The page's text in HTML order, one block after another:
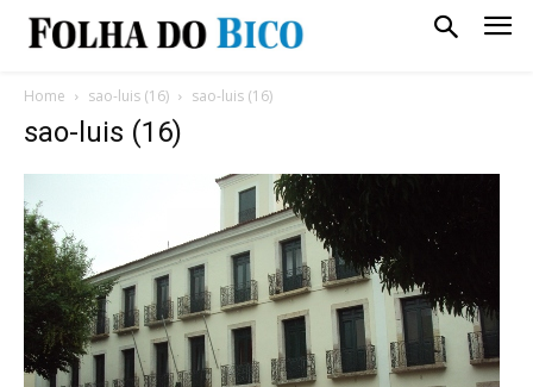
Home sao-luis (16) sao-luis (16)
sao-luis (16)